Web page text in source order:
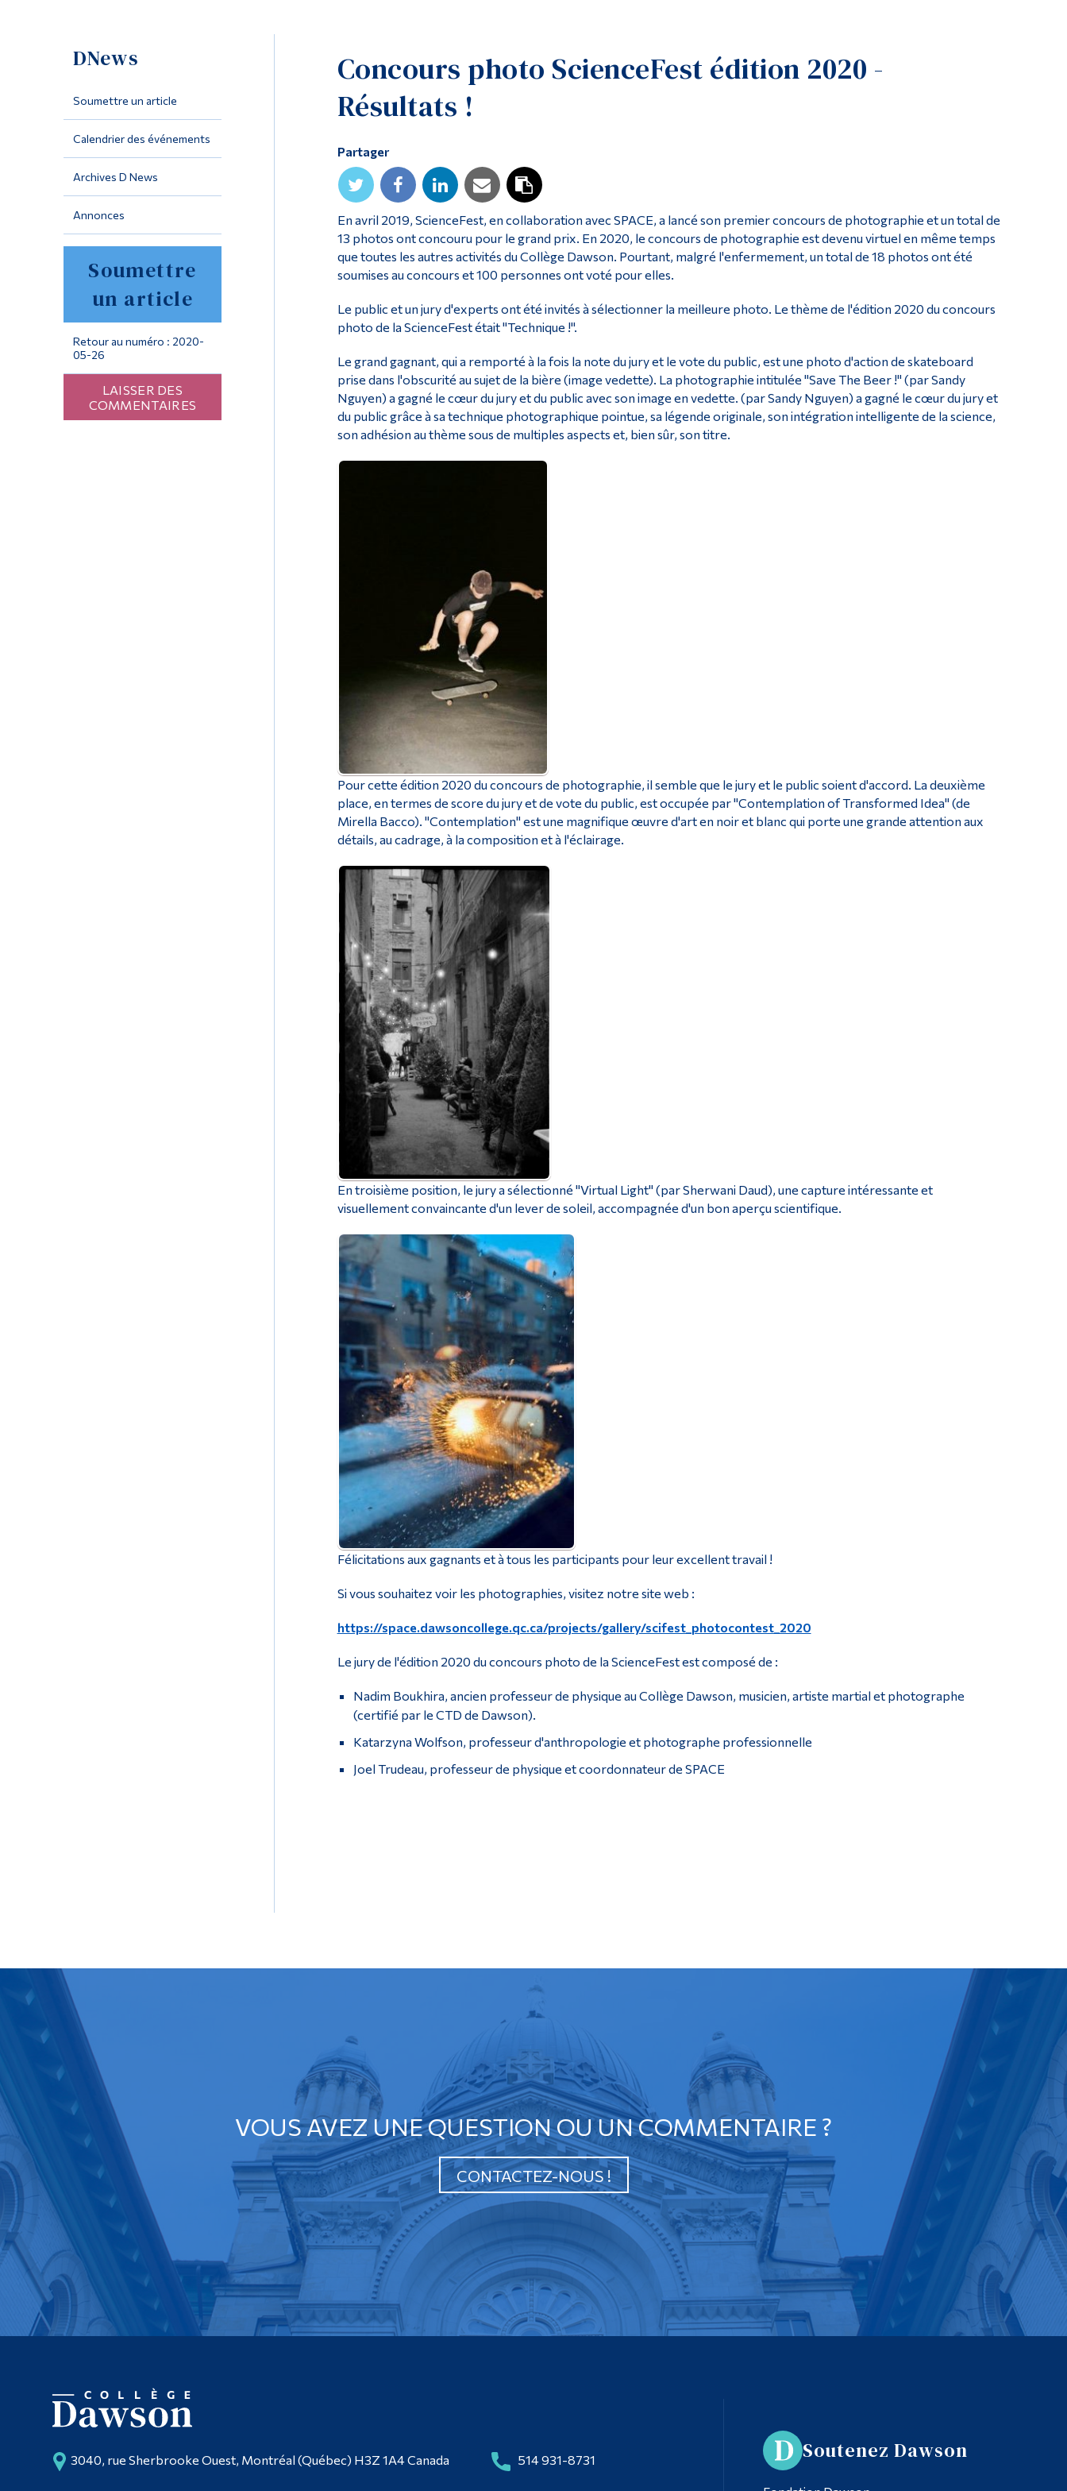
DNews
Soumettre un article
Calendrier des événements
Archives D News
Annonces
Soumettre
un article
Retour au numéro : 2020-
05-26
LAISSER DES
COMMENTAIRES
Concours photo ScienceFest édition 2020 -
Résultats !
Partager
En avril 2019, ScienceFest, en collaboration avec SPACE, a lancé son premier concours de photographie et un total de
13 photos ont concouru pour le grand prix. En 2020, le concours de photographie est devenu virtuel en même temps
que toutes les autres activités du Collège Dawson. Pourtant, malgré l'enfermement, un total de 18 photos ont été
soumises au concours et 100 personnes ont voté pour elles.
Le public et un jury d'experts ont été invités à sélectionner la meilleure photo. Le thème de l'édition 2020 du concours
photo de la ScienceFest était "Technique !".
Le grand gagnant, qui a remporté à la fois la note du jury et le vote du public, est une photo d'action de skateboard
prise dans l'obscurité au sujet de la bière (image vedette). La photographie intitulée "Save The Beer !" (par Sandy
Nguyen) a gagné le cœur du jury et du public avec son image en vedette. (par Sandy Nguyen) a gagné le cœur du jury et
du public grâce à sa technique photographique pointue, sa légende originale, son intégration intelligente de la science,
son adhésion au thème sous de multiples aspects et, bien sûr, son titre.
Pour cette édition 2020 du concours de photographie, il semble que le jury et le public soient d'accord. La deuxième
place, en termes de score du jury et de vote du public, est occupée par "Contemplation of Transformed Idea" (de
Mirella Bacco). "Contemplation" est une magnifique œuvre d'art en noir et blanc qui porte une grande attention aux
détails, au cadrage, à la composition et à l'éclairage.
En troisième position, le jury a sélectionné "Virtual Light" (par Sherwani Daud), une capture intéressante et
visuellement convaincante d'un lever de soleil, accompagnée d'un bon aperçu scientifique.
Félicitations aux gagnants et à tous les participants pour leur excellent travail !
Si vous souhaitez voir les photographies, visitez notre site web :
https://space.dawsoncollege.qc.ca/projects/gallery/scifest_photocontest_2020
Le jury de l'édition 2020 du concours photo de la ScienceFest est composé de :
Nadim Boukhira, ancien professeur de physique au Collège Dawson, musicien, artiste martial et photographe
(certifié par le CTD de Dawson).
Katarzyna Wolfson, professeur d'anthropologie et photographe professionnelle
Joel Trudeau, professeur de physique et coordonnateur de SPACE
VOUS AVEZ UNE QUESTION OU UN COMMENTAIRE ?
CONTACTEZ-NOUS !
3040, rue Sherbrooke Ouest, Montréal (Québec) H3Z 1A4 Canada 514 931-8731 Soutenez Dawson
Menu principal
Futurs étudiants
Étudiants actuels